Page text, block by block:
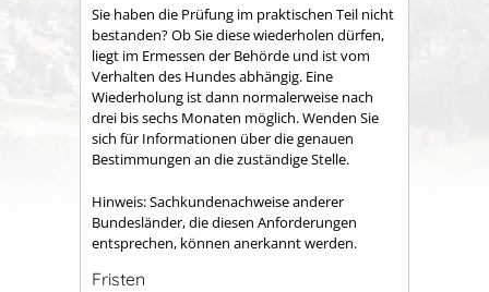
Sie haben die Prüfung im praktischen Teil nicht
bestanden? Ob Sie diese wiederholen dürfen,
liegt im Ermessen der Behörde und ist vom
Verhalten des Hundes abhängig. Eine
Wiederholung ist dann normalerweise nach
drei bis sechs Monaten möglich. Wenden Sie
sich für Informationen über die genauen
Bestimmungen an die zuständige Stelle.
Hinweis:Sachkundenachweise anderer
Bundesländer, die diesen Anforderungen
entsprechen, können anerkannt werden.
Fristen